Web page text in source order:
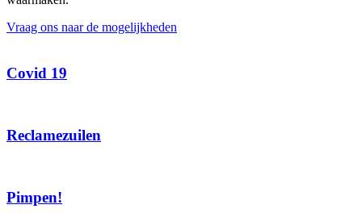
Vraag ons naar de mogelijkheden
Covid 19
Reclamezuilen
Pimpen!